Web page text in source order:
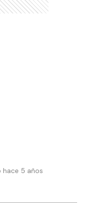
hace 5 años